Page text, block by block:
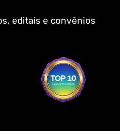
editais e convênios